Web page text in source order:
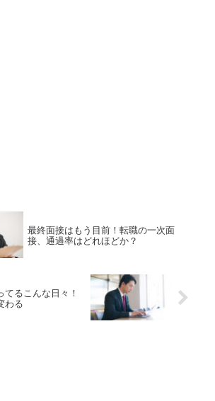
最終面接はもう目前！転職の一次面
接、通過率はどれほどか？
てるこんな日々！
わる